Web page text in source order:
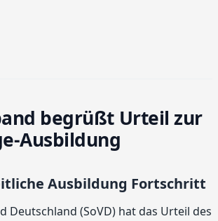
begrüßt Urteil zur
Ausbildung
Ausbildung Fortschritt
Deutschland (SoVD) hat das Urteil des